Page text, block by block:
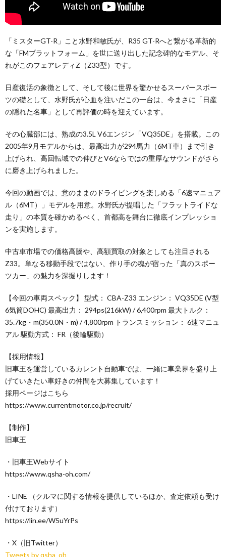
「ミスターGT-R」こと水野和敏氏が、R35 GT-Rへと繋がる革新的
な「FMプラットフォーム」を世に送り出した記念碑的なモデル、そ
れがこのフェアレディZ（Z33型）です。
日産復活の象徴として、そして後に世界を驚かせるスーパースポー
ツの礎として、水野氏が心血を注いだこの一台は、今まさに「日産
の隠れた名車」として再評価の時を迎えています。
その心臓部には、熟成の3.5L V6エンジン「VQ35DE」を搭載。この
2005年9月モデルからは、最高出力が294馬力（6MT車）まで引き
上げられ、高回転域での伸びとV6ならではの重厚なサウンドがさら
に磨き上げられました。
今回の動画では、意のままのドライビングを楽しめる「6速マニュア
ル（6MT）」モデルを用意。水野氏が提唱した「フラットライドな
走り」の本質を確かめるべく、首都高を舞台に徹底インプレッショ
ンを実施します。
中古車市場での価格高騰や、高額買取の対象としても注目される
Z33。単なる移動手段ではない、作り手の魂が宿った「真のスポー
ツカー」の魅力を深掘りします！
【今回の車両スペック】 型式： CBA-Z33 エンジン： VQ35DE (V型
6気筒DOHC) 最高出力： 294ps(216kW) / 6,400rpm 最大トルク：
35.7kg・m(350.0N・m) / 4,800rpm トランスミッション： 6速マニュ
アル 駆動方式： FR（後輪駆動）
【採用情報】
旧車王を運営しているカレント自動車では、一緒に車業界を盛り上
げていきたい車好きの仲間を大募集しています！
採用ページはこちら
https://www.currentmotor.co.jp/recruit/
【制作】
旧車王
・旧車王Webサイト
https://www.qsha-oh.com/
・LINE （クルマに関する情報を提供しているほか、査定依頼も受け
付けております）
https://lin.ee/W5uYrPs
・X（旧Twitter）
Tweets by qsha_oh